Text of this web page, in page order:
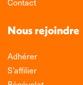
Nous rejoindre
Adhérer
S’affilier